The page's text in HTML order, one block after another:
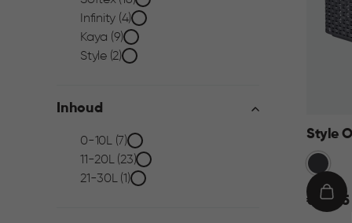
Collectie
filter
Infinity (4)
Kaya (9)
Style (2)
Inhoud
Inhoud
filter
0-10L (7)
11-20L (23)
21-30L (1)
Style
Grijs
€€ 12,95
IN